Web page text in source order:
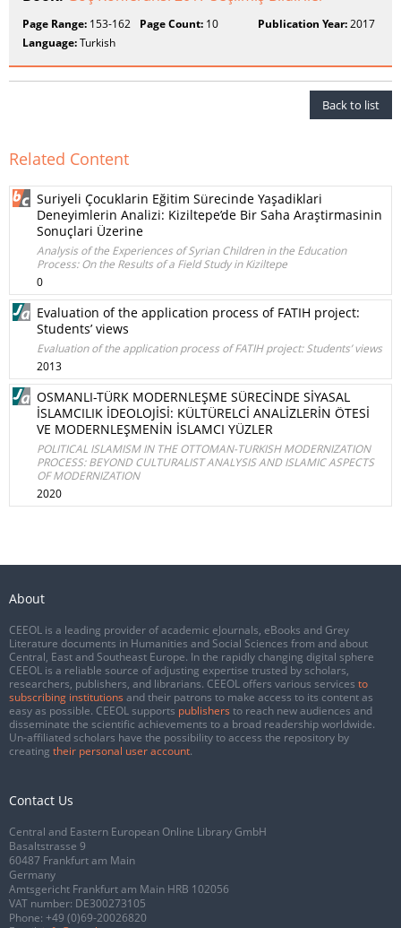
Page Range: 153-162 Page Count: 10 Publication Year:2017
Language:Turkish
Back to list
Related Content
Suriyeli Çocuklarin Eğitim Sürecinde Yaşadiklari
Deneyimlerin Analizi: Kiziltepe’de Bir Saha Araştirmasinin
Sonuçlari Üzerine
Analysis of the Experiences of Syrian Children in the Education
Process: On the Results of a Field Study in Kiziltepe
0
Evaluation of the application process of FATIH project:
Students’ views
Evaluation of the application process of FATIH project: Students’ views
2013
OSMANLI-TÜRK MODERNLEŞME SÜRECİNDE SİYASAL
İSLAMCILIK İDEOLOJİSİ: KÜLTÜRELCİ ANALİZLERİN ÖTESİ
VE MODERNLEŞMENİN İSLAMCI YÜZLER
POLITICAL ISLAMISM IN THE OTTOMAN-TURKISH MODERNIZATION
PROCESS: BEYOND CULTURALIST ANALYSIS AND ISLAMIC ASPECTS
OF MODERNIZATION
2020
About
CEEOL is a leading provider of academic eJournals, eBooks and Grey
Literature documents in Humanities and Social Sciences from and about
Central, East and Southeast Europe. In the rapidly changing digital sphere
CEEOL is a reliable source of adjusting expertise trusted by scholars,
researchers, publishers, and librarians. CEEOL offers various services to
subscribing institutions and their patrons to make access to its content as
easy as possible. CEEOL supports publishers to reach new audiences and
disseminate the scientific achievements to a broad readership worldwide.
Un-affiliated scholars have the possibility to access the repository by
creating their personal user account.
Contact Us
Central and Eastern European Online Library GmbH
Basaltstrasse 9
60487 Frankfurt am Main
Germany
Amtsgericht Frankfurt am Main HRB 102056
VAT number: DE300273105
Phone: +49 (0)69-20026820